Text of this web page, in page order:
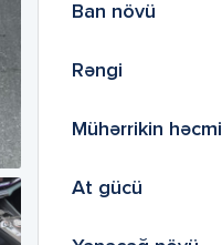
Ban növü
Rəngi
Mühərrikin həcmi
At gücü